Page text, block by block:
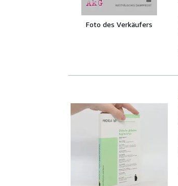
Foto des Verkäufers